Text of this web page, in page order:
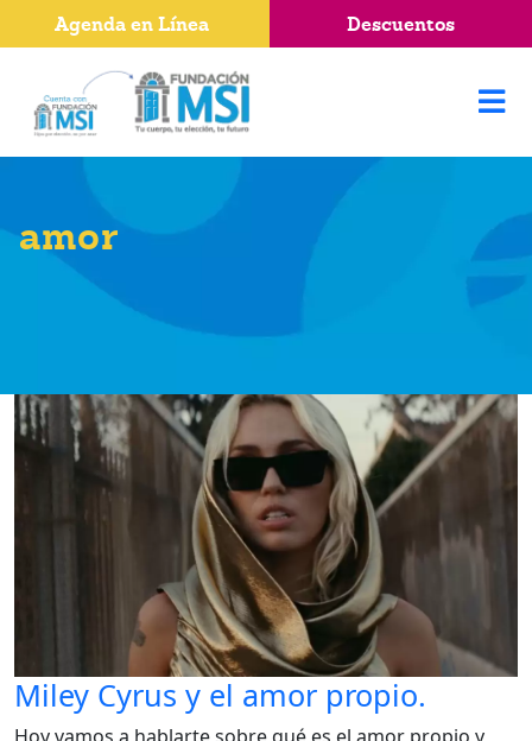
amor
Miley Cyrus y el amor propio.
Agenda en Línea Descuentos